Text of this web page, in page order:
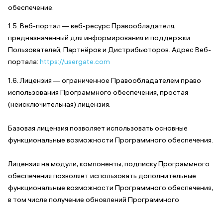
обеспечение.
1.5. Веб-портал — веб-ресурс Правообладателя,
предназначенный для информирования и поддержки
Пользователей, Партнёров и Дистрибьюторов. Адрес Веб-
портала: https://usergate.com
1.6. Лицензия — ограниченное Правообладателем право
использования Программного обеспечения, простая
(неисключительная) лицензия.
Базовая лицензия позволяет использовать основные
функциональные возможности Программного обеспечения.
Лицензия на модули, компоненты, подписку Программного
обеспечения позволяет использовать дополнительные
функциональные возможности Программного обеспечения,
в том числе получение обновлений Программного